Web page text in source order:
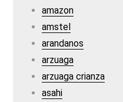
amazon
amstel
arandanos
arzuaga
arzuaga crianza
asahi